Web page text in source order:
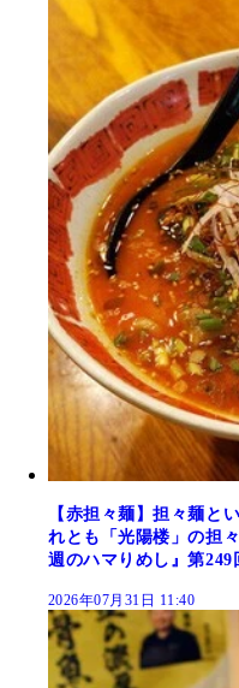
【赤担々麺】担々麺と
れとも「光陽楼」の担
週のハマりめし』第249
2026年07月31日 11:40